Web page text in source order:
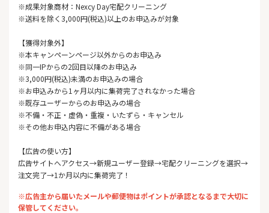
※成果対象商材：Nexcy Day宅配クリーニング
※送料を除く3,000円(税込)以上のお申込みが対象
【獲得対象外】
※本キャンペーンページ以外からのお申込み
※同一IPからの2回目以降のお申込み
※3,000円(税込)未満のお申込みの場合
※お申込みから1ヶ月以内に集荷完了されなかった場合
※既存ユーザーからのお申込みの場合
※不備・不正・虚偽・重複・いたずら・キャンセル
※その他お申込内容に不備がある場合
【広告の使い方】
広告サイトへアクセス→新規ユーザー登録→宅配クリーニングを選択→
注文完了→1か月以内に集荷完了！
※広告主から届いたメールや郵便物はポイントが承認となるまで大切に
保管してください。